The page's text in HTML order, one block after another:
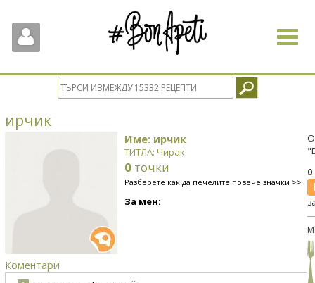
Toggle
ирчик
Име: ирчик
ТИТЛА: Чирак
0 точки
Разберете как да печелите повече значки >>
За мен:
Коментари